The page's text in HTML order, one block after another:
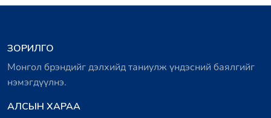
ЗОРИЛГО
Монгол брэндийг дэлхийд таниулж үндэсний баялгийг
нэмэгдүүлнэ.
АЛСЫН ХАРАА